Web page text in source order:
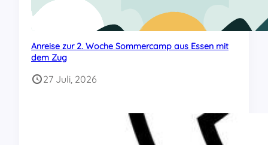
Anreise zur 2. Woche Sommercamp aus Essen mit
dem Zug
27 Juli, 2026